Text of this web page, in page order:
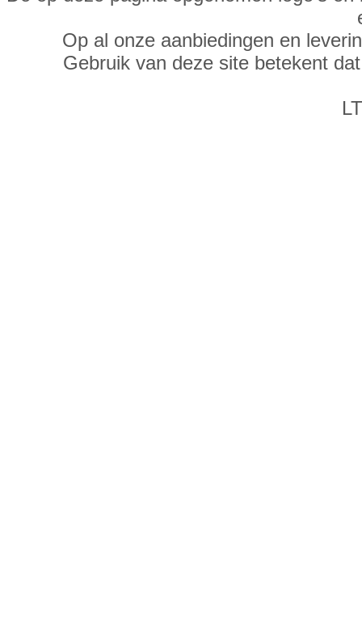
Op al onze aanbiedingen en
Gebruik van deze site betekent